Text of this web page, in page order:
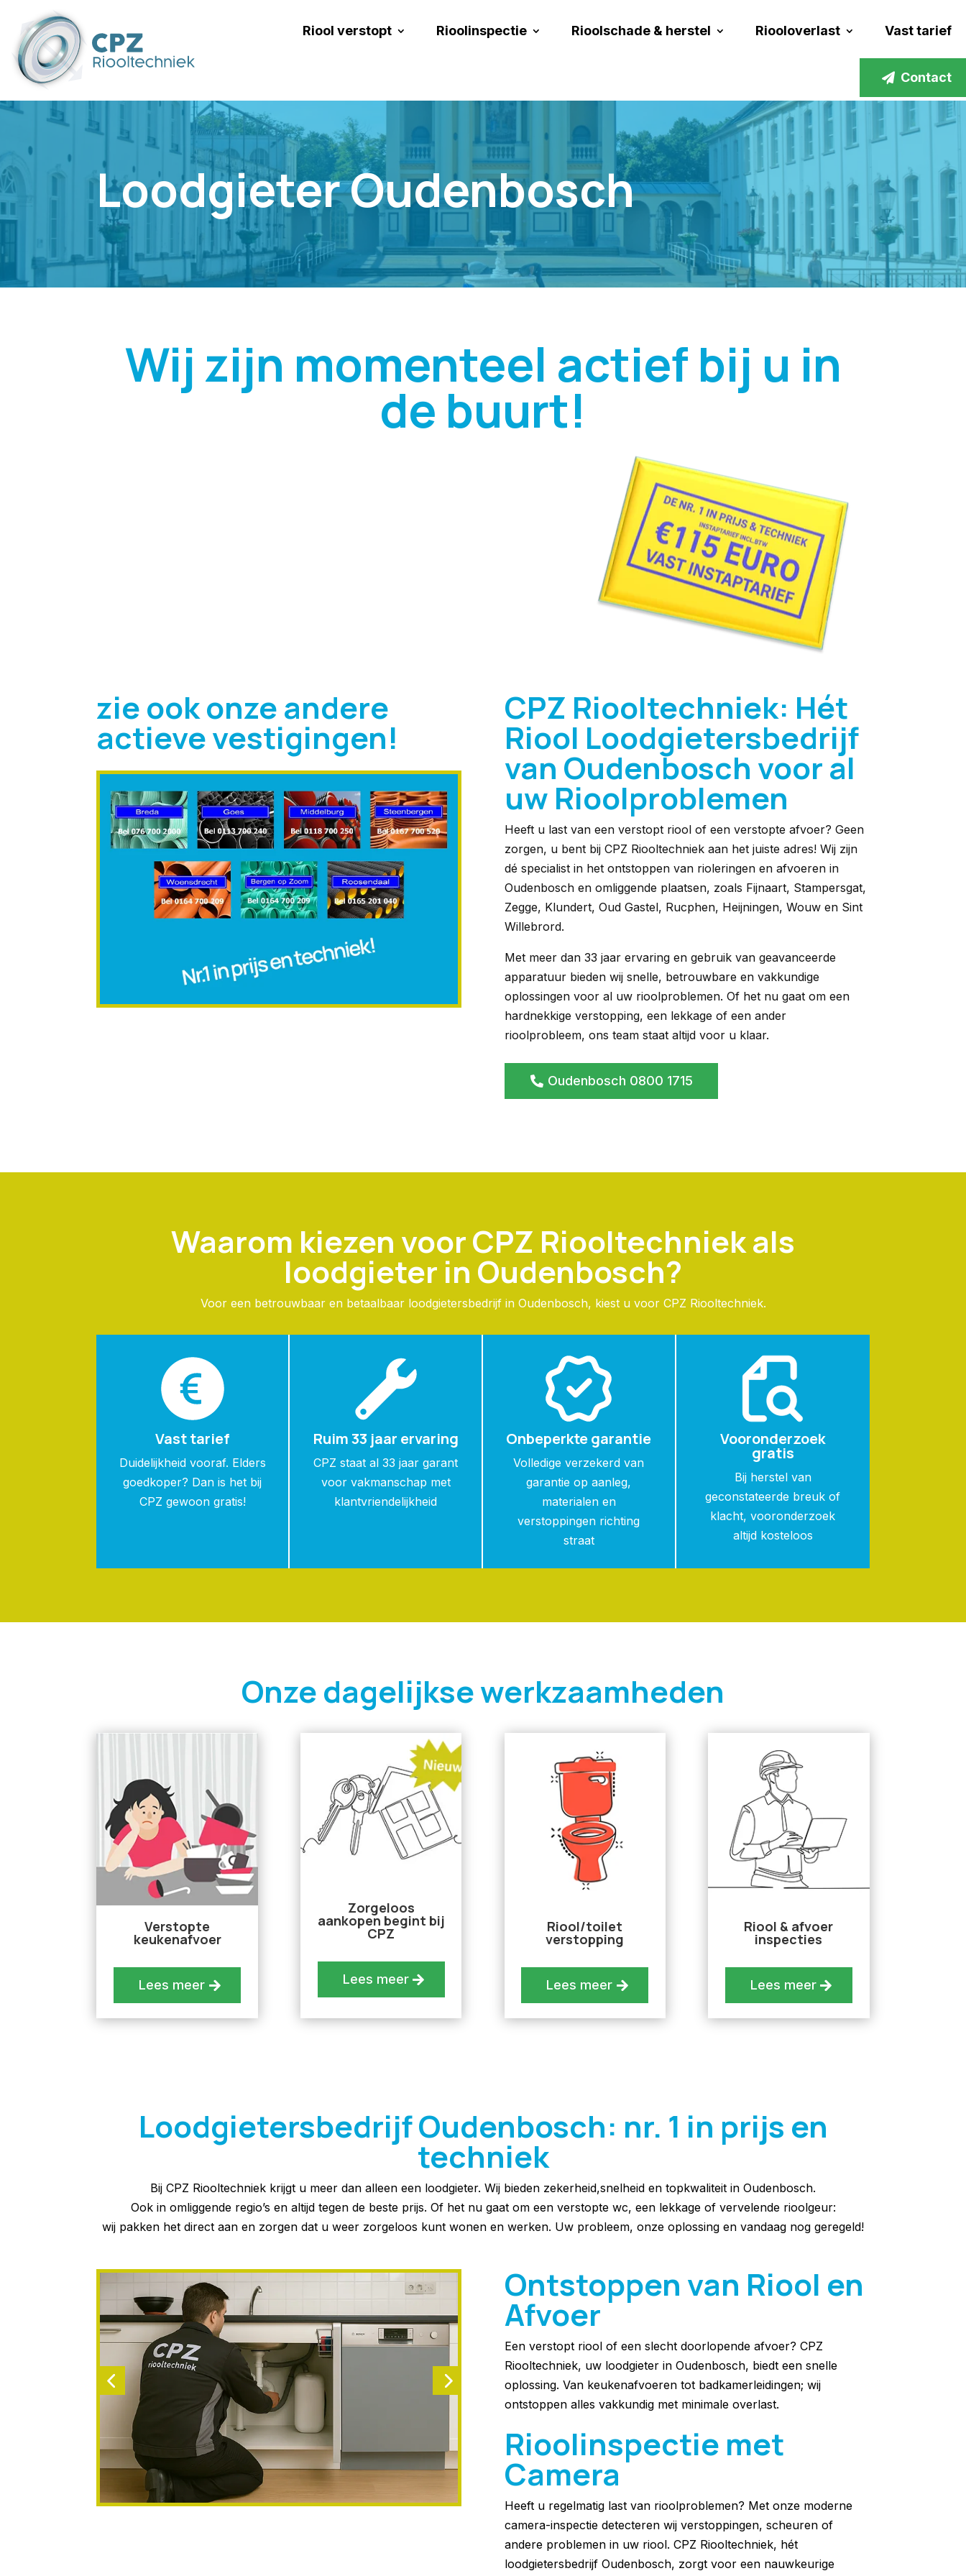
Riool verstopt Rioolinspectie Rioolschade & herstel Riooloverlast Vast tarief
Contact
Loodgieter Oudenbosch
Wij zijn momenteel actief bij u in
de buurt!
zie ook onze andere
actieve vestigingen!
CPZ Riooltechniek: Hét
Riool Loodgietersbedrijf
van Oudenbosch voor al
uw Rioolproblemen
Heeft u last van een verstopt riool of een verstopte afvoer? Geen
zorgen, u bent bij CPZ Riooltechniek aan het juiste adres! Wij zijn
dé specialist in het ontstoppen van rioleringen en afvoeren in
Oudenbosch en omliggende plaatsen, zoals Fijnaart, Stampersgat,
Zegge, Klundert, Oud Gastel, Rucphen, Heijningen, Wouw en Sint
Willebrord.
Met meer dan 33 jaar ervaring en gebruik van geavanceerde
apparatuur bieden wij snelle, betrouwbare en vakkundige
oplossingen voor al uw rioolproblemen. Of het nu gaat om een
hardnekkige verstopping, een lekkage of een ander
rioolprobleem, ons team staat altijd voor u klaar.
Oudenbosch 0800 1715
Waarom kiezen voor CPZ Riooltechniek als
loodgieter in Oudenbosch?
Voor een betrouwbaar en betaalbaar loodgietersbedrijf in Oudenbosch, kiest u voor CPZ Riooltechniek.
Vast tarief
Duidelijkheid vooraf. Elders
goedkoper? Dan is het bij
CPZ gewoon gratis!
Ruim 33 jaar ervaring
CPZ staat al 33 jaar garant
voor vakmanschap met
klantvriendelijkheid
Onbeperkte garantie
Volledige verzekerd van
garantie op aanleg,
materialen en
verstoppingen richting
straat
Vooronderzoek
gratis
Bij herstel van
geconstateerde breuk of
klacht, vooronderzoek
altijd kosteloos
Onze dagelijkse werkzaamheden
Verstopte
keukenafvoer
Lees meer
Zorgeloos
aankopen begint bij
CPZ
Lees meer
Riool/toilet
verstopping
Lees meer
Riool & afvoer
inspecties
Lees meer
Loodgietersbedrijf Oudenbosch: nr. 1 in prijs en
techniek
Bij CPZ Riooltechniek krijgt u meer dan alleen een loodgieter. Wij bieden zekerheid,snelheid en topkwaliteit in Oudenbosch.
Ook in omliggende regio’s en altijd tegen de beste prijs. Of het nu gaat om een verstopte wc, een lekkage of vervelende rioolgeur:
wij pakken het direct aan en zorgen dat u weer zorgeloos kunt wonen en werken. Uw probleem, onze oplossing en vandaag nog geregeld!
Ontstoppen van Riool en
Afvoer
Een verstopt riool of een slecht doorlopende afvoer? CPZ
Riooltechniek, uw loodgieter in Oudenbosch, biedt een snelle
oplossing. Van keukenafvoeren tot badkamerleidingen; wij
ontstoppen alles vakkundig met minimale overlast.
Rioolinspectie met
Camera
Heeft u regelmatig last van rioolproblemen? Met onze moderne
camera-inspectie detecteren wij verstoppingen, scheuren of
andere problemen in uw riool. CPZ Riooltechniek, hét
loodgietersbedrijf Oudenbosch, zorgt voor een nauwkeurige